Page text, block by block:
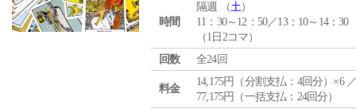
時間
隔週 （土）
11：30～12：50／13：10～14：30
（1日2コマ）
回数
全24回
料金
14,175円（分割支払：4回分）×6
77,175円（一括支払：24回分）